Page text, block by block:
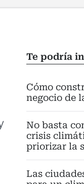
Te podría
Cómo
negocio de
No basta
crisis
priorizar la
Las